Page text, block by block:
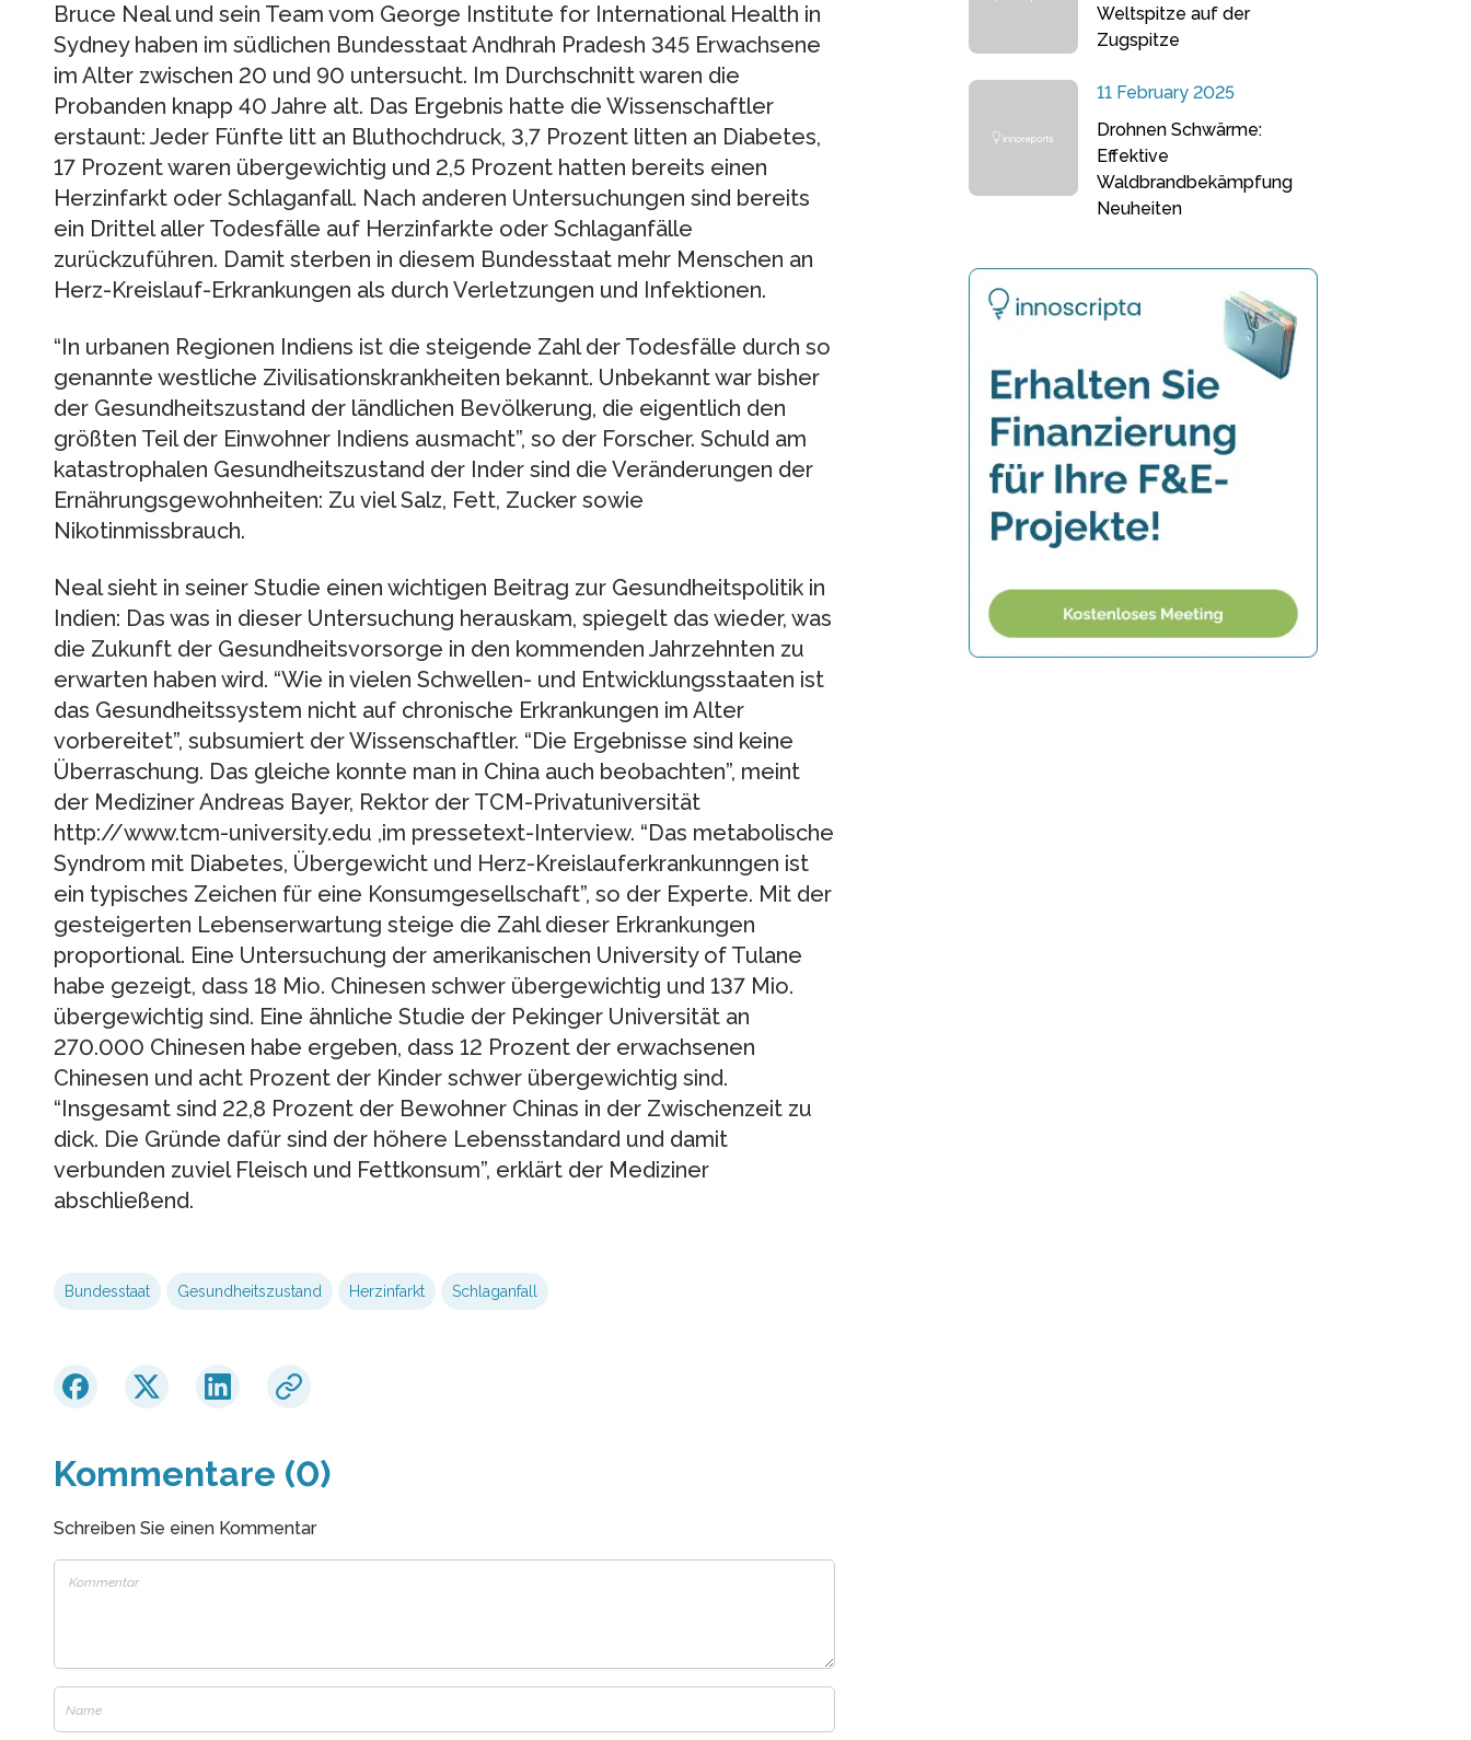
Bruce Neal und sein Team vom George Institute for International Health in
Sydney haben im südlichen Bundesstaat Andhrah Pradesh 345 Erwachsene
im Alter zwischen 20 und 90 untersucht. Im Durchschnitt waren die
Probanden knapp 40 Jahre alt. Das Ergebnis hatte die Wissenschaftler
erstaunt: Jeder Fünfte litt an Bluthochdruck, 3,7 Prozent litten an Diabetes,
17 Prozent waren übergewichtig und 2,5 Prozent hatten bereits einen
Herzinfarkt oder Schlaganfall. Nach anderen Untersuchungen sind bereits
ein Drittel aller Todesfälle auf Herzinfarkte oder Schlaganfälle
zurückzuführen. Damit sterben in diesem Bundesstaat mehr Menschen an
Herz-Kreislauf-Erkrankungen als durch Verletzungen und Infektionen.
“In urbanen Regionen Indiens ist die steigende Zahl der Todesfälle durch so
genannte westliche Zivilisationskrankheiten bekannt. Unbekannt war bisher
der Gesundheitszustand der ländlichen Bevölkerung, die eigentlich den
größten Teil der Einwohner Indiens ausmacht”, so der Forscher. Schuld am
katastrophalen Gesundheitszustand der Inder sind die Veränderungen der
Ernährungsgewohnheiten: Zu viel Salz, Fett, Zucker sowie
Nikotinmissbrauch.
Neal sieht in seiner Studie einen wichtigen Beitrag zur Gesundheitspolitik in
Indien: Das was in dieser Untersuchung herauskam, spiegelt das wieder, was
die Zukunft der Gesundheitsvorsorge in den kommenden Jahrzehnten zu
erwarten haben wird. “Wie in vielen Schwellen- und Entwicklungsstaaten ist
das Gesundheitssystem nicht auf chronische Erkrankungen im Alter
vorbereitet”, subsumiert der Wissenschaftler. “Die Ergebnisse sind keine
Überraschung. Das gleiche konnte man in China auch beobachten”, meint
der Mediziner Andreas Bayer, Rektor der TCM-Privatuniversität
http://www.tcm-university.edu ,im pressetext-Interview. “Das metabolische
Syndrom mit Diabetes, Übergewicht und Herz-Kreislauferkrankunngen ist
ein typisches Zeichen für eine Konsumgesellschaft”, so der Experte. Mit der
gesteigerten Lebenserwartung steige die Zahl dieser Erkrankungen
proportional. Eine Untersuchung der amerikanischen University of Tulane
habe gezeigt, dass 18 Mio. Chinesen schwer übergewichtig und 137 Mio.
übergewichtig sind. Eine ähnliche Studie der Pekinger Universität an
270.000 Chinesen habe ergeben, dass 12 Prozent der erwachsenen
Chinesen und acht Prozent der Kinder schwer übergewichtig sind.
“Insgesamt sind 22,8 Prozent der Bewohner Chinas in der Zwischenzeit zu
dick. Die Gründe dafür sind der höhere Lebensstandard und damit
verbunden zuviel Fleisch und Fettkonsum”, erklärt der Mediziner
abschließend.
Bundesstaat Gesundheitszustand Herzinfarkt Schlaganfall
Kommentare (0)
Schreiben Sie einen Kommentar
Weltspitze auf der
Zugspitze
11 February 2025
Drohnen Schwärme:
Effektive
Waldbrandbekämpfung
Neuheiten